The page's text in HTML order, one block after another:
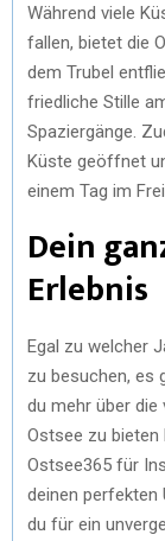
Während viele
fallen, bietet die
dem Trubel
friedliche Stille
Spaziergänge.
Küste geöffnet
einem Tag im
Dein
Erlebnis
Egal zu welcher
zu besuchen, es
du mehr über die
Ostsee zu bieten
Ostsee365 für
deinen perfekten
du für ein